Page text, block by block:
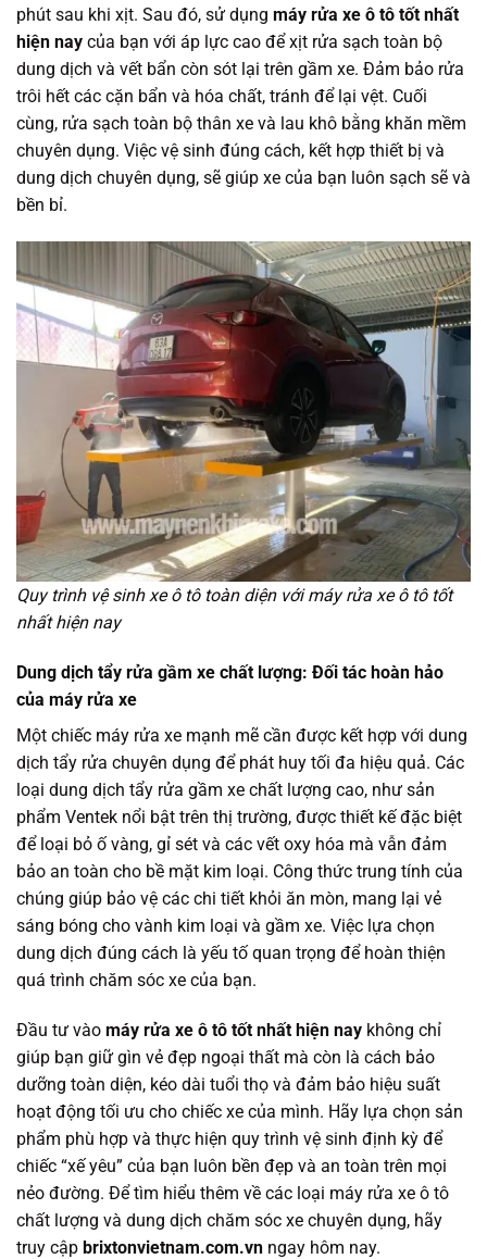
phút sau khi xịt. Sau đó, sử dụng máy rửa xe ô tô tốt nhất
hiện nay của bạn với áp lực cao để xịt rửa sạch toàn bộ
dung dịch và vết bẩn còn sót lại trên gầm xe. Đảm bảo rửa
trôi hết các cặn bẩn và hóa chất, tránh để lại vệt. Cuối
cùng, rửa sạch toàn bộ thân xe và lau khô bằng khăn mềm
chuyên dụng. Việc vệ sinh đúng cách, kết hợp thiết bị và
dung dịch chuyên dụng, sẽ giúp xe của bạn luôn sạch sẽ và
bền bỉ.
Quy trình vệ sinh xe ô tô toàn diện với máy rửa xe ô tô tốt
nhất hiện nay
Dung dịch tẩy rửa gầm xe chất lượng: Đối tác hoàn hảo
của máy rửa xe
Một chiếc máy rửa xe mạnh mẽ cần được kết hợp với dung
dịch tẩy rửa chuyên dụng để phát huy tối đa hiệu quả. Các
loại dung dịch tẩy rửa gầm xe chất lượng cao, như sản
phẩm Ventek nổi bật trên thị trường, được thiết kế đặc biệt
để loại bỏ ố vàng, gỉ sét và các vết oxy hóa mà vẫn đảm
bảo an toàn cho bề mặt kim loại. Công thức trung tính của
chúng giúp bảo vệ các chi tiết khỏi ăn mòn, mang lại vẻ
sáng bóng cho vành kim loại và gầm xe. Việc lựa chọn
dung dịch đúng cách là yếu tố quan trọng để hoàn thiện
quá trình chăm sóc xe của bạn.
Đầu tư vào máy rửa xe ô tô tốt nhất hiện nay không chỉ
giúp bạn giữ gìn vẻ đẹp ngoại thất mà còn là cách bảo
dưỡng toàn diện, kéo dài tuổi thọ và đảm bảo hiệu suất
hoạt động tối ưu cho chiếc xe của mình. Hãy lựa chọn sản
phẩm phù hợp và thực hiện quy trình vệ sinh định kỳ để
chiếc “xế yêu” của bạn luôn bền đẹp và an toàn trên mọi
nẻo đường. Để tìm hiểu thêm về các loại máy rửa xe ô tô
chất lượng và dung dịch chăm sóc xe chuyên dụng, hãy
truy cập brixtonvietnam.com.vn ngay hôm nay.